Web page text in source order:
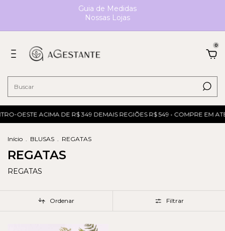
Guia de Medidas
Nossas Lojas
0
OESTE ACIMA DE R$ 349 DEMAIS REGIÕES R$ 549 • COMPRE EM
Início . BLUSAS . REGATAS
REGATAS
REGATAS
Ordenar Filtrar